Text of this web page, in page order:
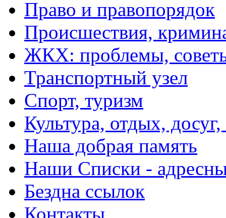
Право и правопорядок
Происшествия,
ЖКХ: проблемы,
Транспортный узел
Спорт, туризм
Культура, отдых,
Наша добрая память
Наши Списки -
Бездна ссылок